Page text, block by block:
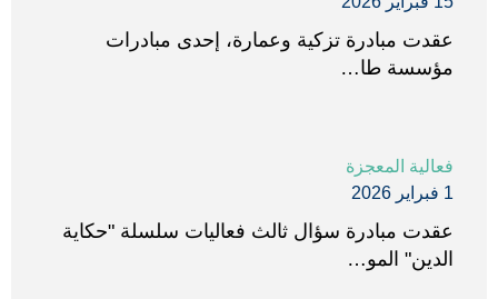
عقدت مبادرة تزكية وعمارة، إحدى مبادرات
مؤسسة طا…
فعالية المعجزة
1 فبراير 2026
عقدت مبادرة سؤال ثالث فعاليات سلسلة "حكاية
الدين" المو…